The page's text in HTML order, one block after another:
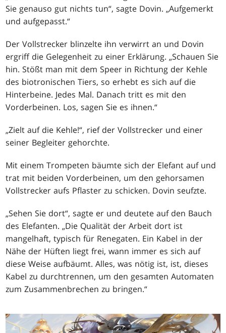
Sie genauso gut nichts tun“, sagte Dovin. „Aufgemerkt
und aufgepasst.“
Der Vollstrecker blinzelte ihn verwirrt an und Dovin
ergriff die Gelegenheit zu einer Erklärung. „Schauen Sie
hin. Stößt man mit dem Speer in Richtung der Kehle
des biotronischen Tiers, so erhebt es sich auf die
Hinterbeine. Jedes Mal. Danach tritt es mit den
Vorderbeinen. Los, sagen Sie es ihnen.“
„Zielt auf die Kehle!“, rief der Vollstrecker und einer
seiner Begleiter gehorchte.
Mit einem Trompeten bäumte sich der Elefant auf und
trat mit beiden Vorderbeinen, um den gehorsamen
Vollstrecker aufs Pflaster zu schicken. Dovin seufzte.
„Sehen Sie dort“, sagte er und deutete auf den Bauch
des Elefanten. „Die Qualität der Arbeit dort ist
mangelhaft, typisch für Renegaten. Ein Kabel in der
Nähe der Hüften liegt frei, wann immer es sich auf
diese Weise aufbäumt. Alles, was nötig ist, ist, dieses
Kabel zu durchtrennen, um den gesamten Automaten
zum Zusammenbrechen zu bringen.“